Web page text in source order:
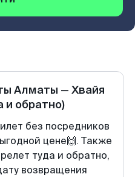
Алматы — Хвайя
и обратно)
без посредников
цене🙌. Также
туда и обратно,
возвращения